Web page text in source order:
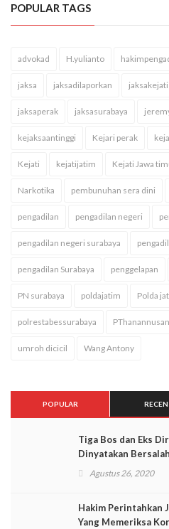
POPULAR TAGS
advokad H.yulianto
jaksa jaksadilaporkan jaksakejati
jaksaperak jaksasurabaya
kejaksaantinggi Kejari perak
Kejati kejatijatim Kejati Jawa
Narkotika pembunuhan sera dini
pengadilan pengadilan negeri
pengadilan negeri surabaya
pengadilan Surabaya penggelapan
PN surabaya poldajatim Polda
polrestabessurabaya
umroh dicicil Wang Antony
POPULAR
Tiga Bos dan Eks
Dinyatakan
Agustus 26, 2020
Hakim Perintahkan
Yang Memeriksa